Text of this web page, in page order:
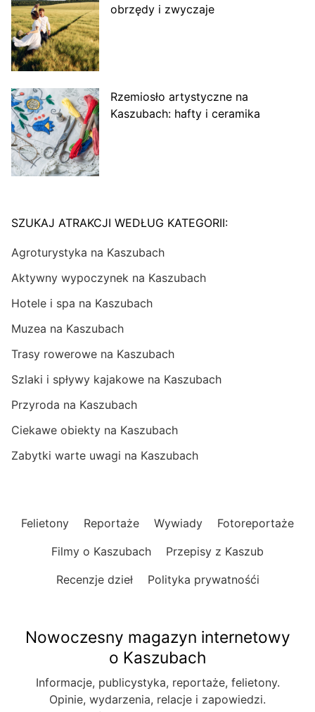
obrzędy i zwyczaje
Rzemiosło artystyczne na
Kaszubach: hafty i ceramika
SZUKAJ ATRAKCJI WEDŁUG KATEGORII:
Agroturystyka na Kaszubach
Aktywny wypoczynek na Kaszubach
Hotele i spa na Kaszubach
Muzea na Kaszubach
Trasy rowerowe na Kaszubach
Szlaki i spływy kajakowe na Kaszubach
Przyroda na Kaszubach
Ciekawe obiekty na Kaszubach
Zabytki warte uwagi na Kaszubach
Felietony Reportaże Wywiady
Fotoreportaże
Filmy o Kaszubach
Przepisy z Kaszub
Recenzje dzieł
Polityka prywatnośći
Nowoczesny magazyn internetowy
o Kaszubach
Informacje, publicystyka, reportaże, felietony.
Opinie, wydarzenia, relacje i zapowiedzi.